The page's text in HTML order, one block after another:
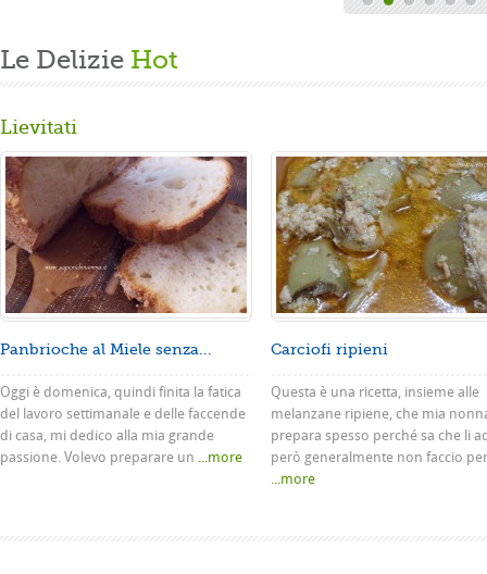
Le Delizie Hot
Lievitati
Panbrioche al Miele senza...
Oggi è domenica, quindi finita la fatica
del lavoro settimanale e delle faccende
di casa, mi dedico alla mia grande
passione. Volevo preparare un ...more
Carciofi ripieni
Questa è una ricetta, insieme alle
melanzane ripiene, che mia
prepara spesso perché sa che li
però generalmente non faccio
...more